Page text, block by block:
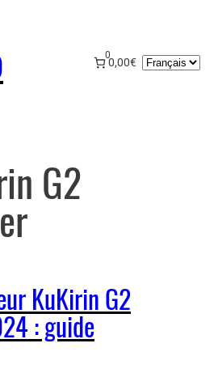
0
0,00€
Choisir
G2
KuKirin G2
: guide